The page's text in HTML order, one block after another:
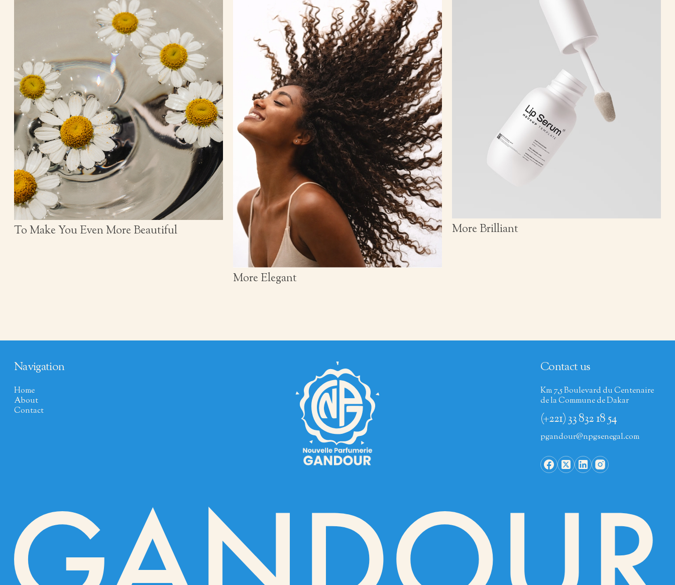
To Make You Even More Beautiful
More Elegant
More Brilliant
Navigation
Home
About
Contact
Contact us
Km 7,5 Boulevard du Centenaire
de la Commune de Dakar
(+221) 33 832 18 54
pgandour@npgsenegal.com